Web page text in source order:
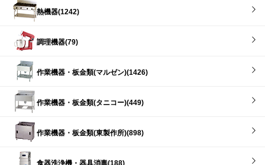
熱機器(1242)
調理機器(79)
作業機器・板金類(マルゼン)(1426)
作業機器・板金類(タニコー)(449)
作業機器・板金類(東製作所)(898)
食器洗浄機・器具消毒(188)